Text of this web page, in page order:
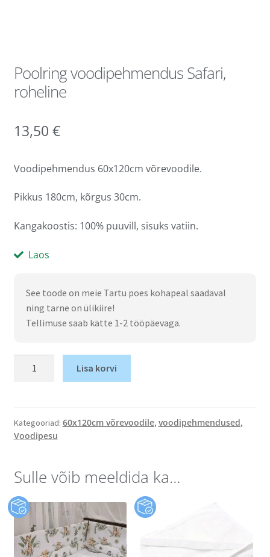
Poolring voodipehmendus Safari,
roheline
13,50 €
Voodipehmendus 60x120cm võrevoodile.
Pikkus 180cm, kõrgus 30cm.
Kangakoostis: 100% puuvill, sisuks vatiin.
Laos
See toode on meie Tartu poes kohapeal saadaval
ning tarne on ülikiire!
Tellimuse saab kätte 1-2 tööpäevaga.
Lisa korvi
Kategooriad: 60x120cm võrevoodile, voodipehmendused,
Voodipesu
Sulle võib meeldida ka…